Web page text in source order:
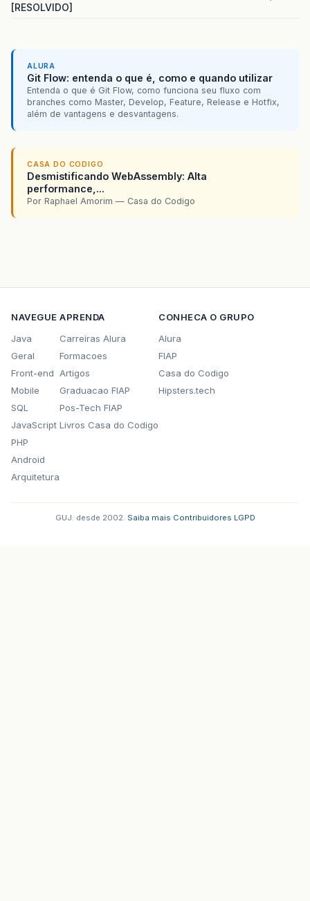
[RESOLVIDO]
ALURA
Git Flow: entenda o que é, como e quando utilizar
Entenda o que é Git Flow, como funciona seu fluxo com
branches como Master, Develop, Feature, Release e Hotfix,
além de vantagens e desvantagens.
CASA DO CODIGO
Desmistificando WebAssembly: Alta
performance,...
Por Raphael Amorim — Casa do Codigo
NAVEGUE
Java
Geral
Front-end
Mobile
SQL
JavaScript
PHP
Android
Arquitetura
APRENDA
Carreiras Alura
Formacoes
Artigos
Graduacao FIAP
Pos-Tech FIAP
Livros Casa do Codigo
CONHECA O GRUPO
Alura
FIAP
Casa do Codigo
Hipsters.tech
GUJ: desde 2002. Saiba mais Contribuidores LGPD